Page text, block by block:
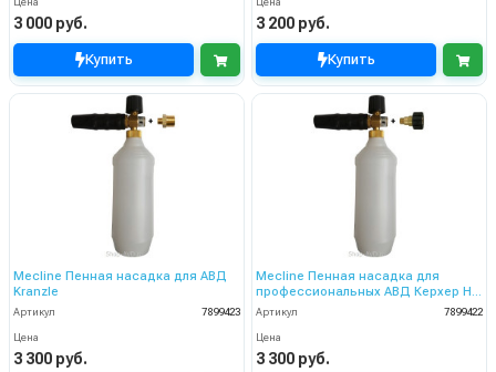
Цена
3 000 руб.
Купить
Цена
3 200 руб.
Купить
Mecline Пенная насадка для АВД
Kranzle
Артикул 7899423
Цена
3 300 руб.
Mecline Пенная насадка для
профессиональных АВД Керхер HD
и HDS
Артикул 7899422
Цена
3 300 руб.